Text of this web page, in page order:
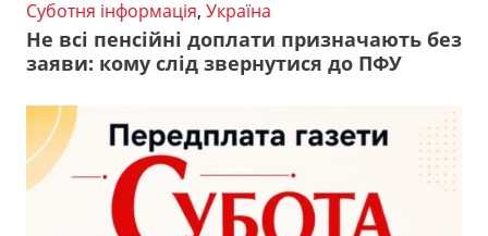
Суботня інформація, Україна
Не всі пенсійні доплати призначають без
заяви: кому слід звернутися до ПФУ